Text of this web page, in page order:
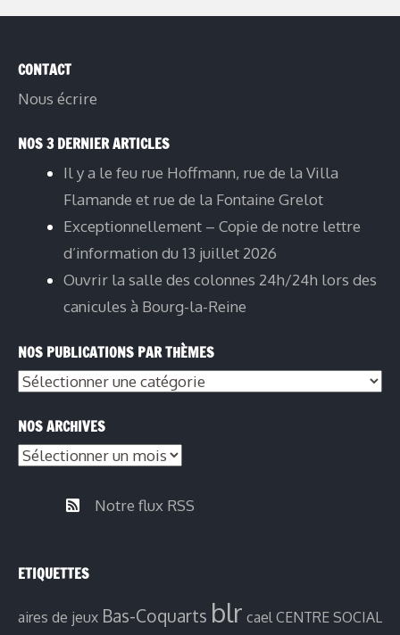
CONTACT
Nous écrire
NOS 3 DERNIER ARTICLES
Il y a le feu rue Hoffmann, rue de la Villa
Flamande et rue de la Fontaine Grelot
Exceptionnellement – Copie de notre lettre
d’information du 13 juillet 2026
Ouvrir la salle des colonnes 24h/24h lors des
canicules à Bourg-la-Reine
NOS PUBLICATIONS PAR THÈMES
NOS ARCHIVES
Notre flux RSS
ETIQUETTES
aires de jeux Bas-Coquarts blr cael CENTRE SOCIAL